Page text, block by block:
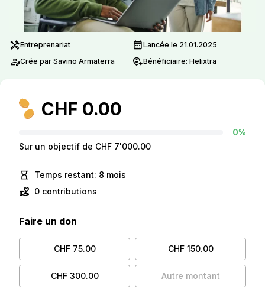
handymanEntreprenariat calendar_monthLancée le 21.01.2025
person_editCrée par Savino Armaterra move_locationBénéficiaire: Helixtra
CHF 0.00
0%
Sur un objectif de CHF 7'000.00
hourglass_empty Temps restant: 8 mois
volunteer_activism 0 contributions
Faire un don
CHF 75.00 CHF 150.00
CHF 300.00 Autre montant